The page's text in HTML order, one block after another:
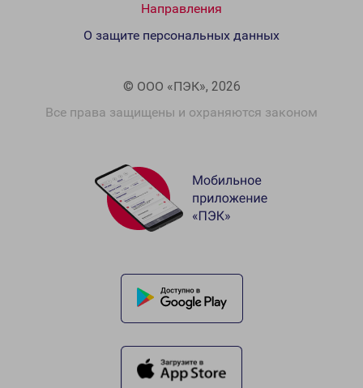
Направления
© ООО «ПЭК», 2026
Все права защищены и охраняются законом
О защите персональных данных